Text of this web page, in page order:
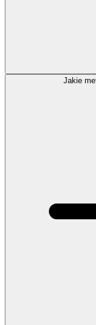
Jakie